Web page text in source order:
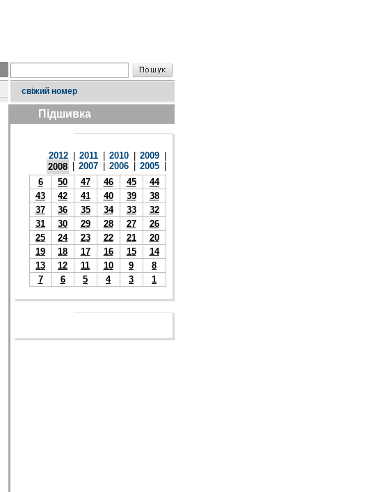
свіжий номер
Підшивка
2012 2011 2010 2009
2008
2007 2006 2005
6
50 47 46 45
44
43
42 41 40 39
38
37
36 35 34 33
32
31
30 29 28 27
26
25
24 23 22 21
20
19
18 17 16 15
14
13
12 11 10 9
8
7
6 5 4 3 1